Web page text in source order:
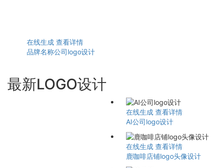
在线生成 查看详情
品牌名称公司logo设计
最新LOGO设计
在线生成 查看详情
AI公司logo设计
在线生成 查看详情
鹿咖啡店铺logo头像设计